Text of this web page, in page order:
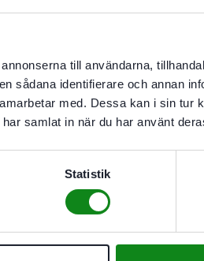
till användarna,
sådana identifierare och annan
med. Dessa kan i sin tur
samlat in när du har använt
Statistik
– 630/- min⁻¹
Ø
mm
rörkorgs-Ø
mm
av drivning